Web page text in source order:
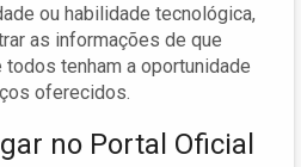
ou habilidade tecnológica,
as informações de que
tenham a oportunidade
oferecidos.
no Portal Oficial